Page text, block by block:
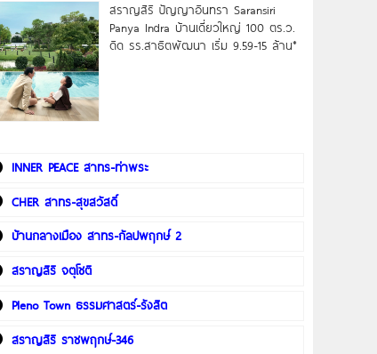
สราญสิริ ปัญญาอินทรา Saransiri
Panya Indra บ้านเดี่ยวใหญ่ 100 ตร.ว.
ดิด รร.สาธิตพัฒนา เริ่ม 9.59-15 ล้าน*
INNER PEACE สาทร-ท่าพระ
CHER สาทร-สุขสวัสดิ์
บ้านกลางเมือง สาทร-กัลปพฤกษ์ 2
สราญสิริ จตุโชติ
Pleno Town ธรรมศาสตร์-รังสิต
สราญสิริ ราชพฤกษ์-346